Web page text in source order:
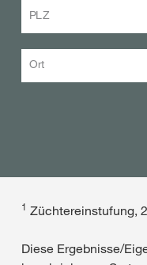
PLZ
Ort
1 Züchtereinstufung,
Diese Ergebnisse/